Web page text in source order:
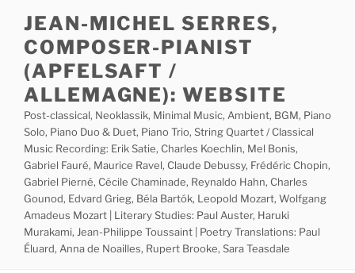
content
JEAN-MICHEL SERRES,
COMPOSER-PIANIST
(APFELSAFT /
ALLEMAGNE): WEBSITE
Post-classical, Neoklassik, Minimal Music, Ambient, BGM, Piano
Solo, Piano Duo & Duet, Piano Trio, String Quartet / Classical
Music Recording: Erik Satie, Charles Koechlin, Mel Bonis,
Gabriel Fauré, Maurice Ravel, Claude Debussy, Frédéric Chopin,
Gabriel Pierné, Cécile Chaminade, Reynaldo Hahn, Charles
Gounod, Edvard Grieg, Béla Bartók, Leopold Mozart, Wolfgang
Amadeus Mozart | Literary Studies: Paul Auster, Haruki
Murakami, Jean-Philippe Toussaint | Poetry Translations: Paul
Éluard, Anna de Noailles, Rupert Brooke, Sara Teasdale